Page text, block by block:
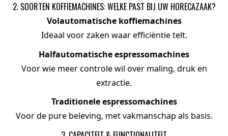
2. SOORTEN KOFFIEMACHINES: WELKE PAST BIJ UW HORECAZAAK?
Volautomatische koffiemachines
Ideaal voor zaken waar efficiëntie telt.
Halfautomatische espressomachines
Voor wie meer controle wil over maling, druk en
extractie.
Traditionele espressomachines
Voor de pure beleving, met vakmanschap als basis.